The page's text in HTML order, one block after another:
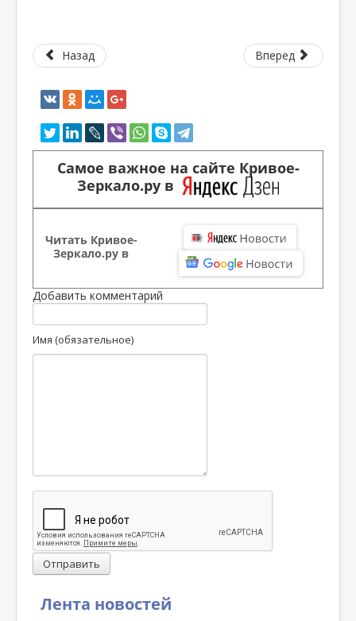
Лента новостей
Назад Вперед
Самое важное на сайте Кривое-
Зеркало.ру в
Читать Кривое-
Зеркало.ру в
Добавить комментарий
Имя (обязательное)
Отправить